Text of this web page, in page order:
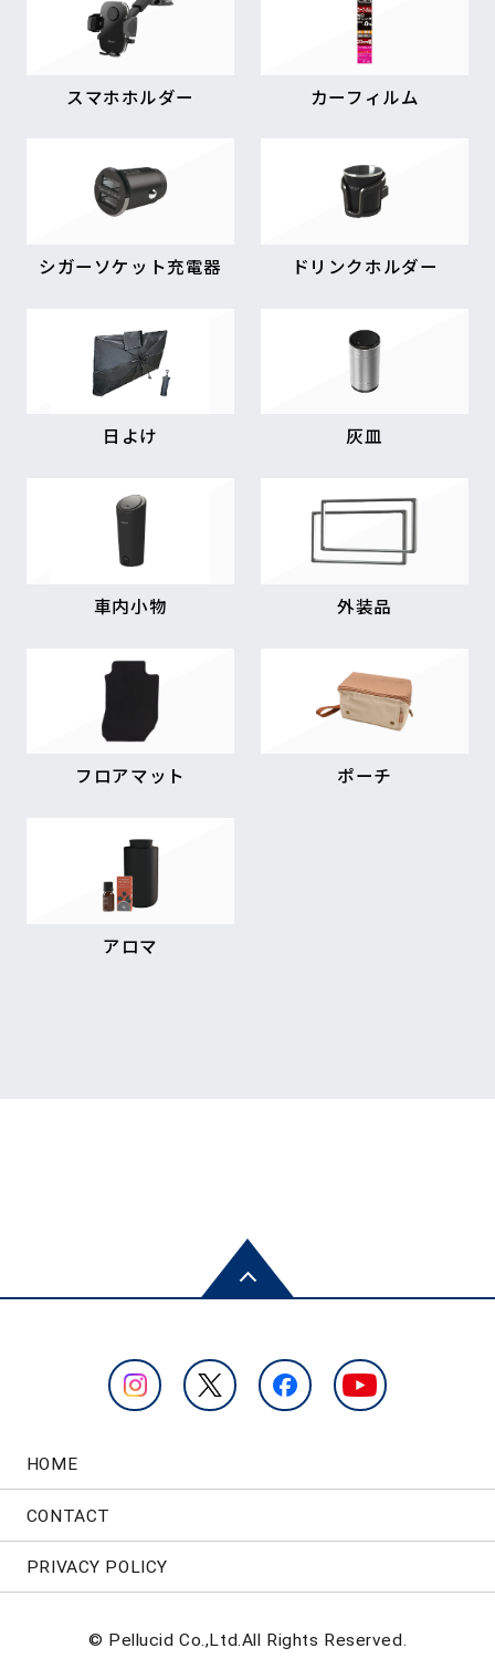
スマホホルダー カーフィルム
シガーソケット充電器 ドリンクホルダー
日よけ 灰皿
車内小物 外装品
フロアマット ポーチ
アロマ
HOME
CONTACT
PRIVACY POLICY
© Pellucid Co.,Ltd.All Rights Reserved.